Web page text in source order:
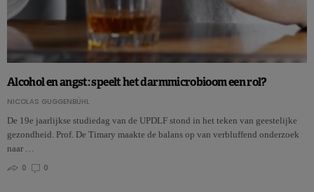
Alcohol en angst: speelt het darmmicrobioom een rol?
NICOLAS GUGGENBÜHL
De 19e jaarlijkse studiedag van de UPDLF stond in het teken van geestelijke
gezondheid. Prof. De Timary maakte de balans op van verbluffend onderzoek
naar …
0
0